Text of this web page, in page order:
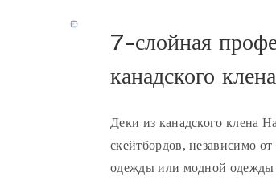
7-слойная
канадского клена
Деки из канадского клена
скейтбордов, независимо
одежды или модной одежды